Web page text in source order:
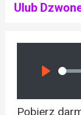
Ulub
Seek
Pobierz